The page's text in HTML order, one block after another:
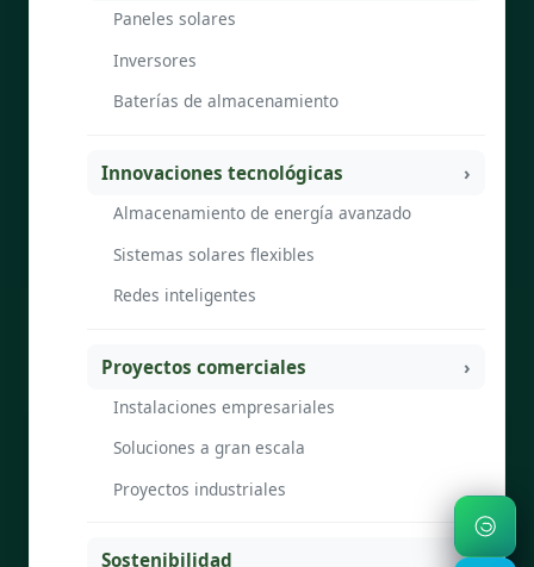
Paneles solares
Inversores
Baterías de almacenamiento
Innovaciones tecnológicas
Almacenamiento de energía avanzado
Sistemas solares flexibles
Redes inteligentes
Proyectos comerciales
Instalaciones empresariales
Soluciones a gran escala
Proyectos industriales
Sostenibilidad